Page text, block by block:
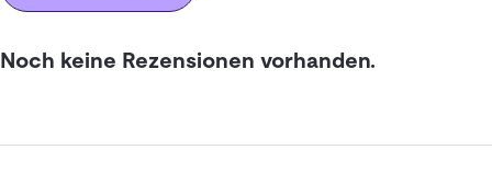
Noch keine Rezensionen vorhanden.